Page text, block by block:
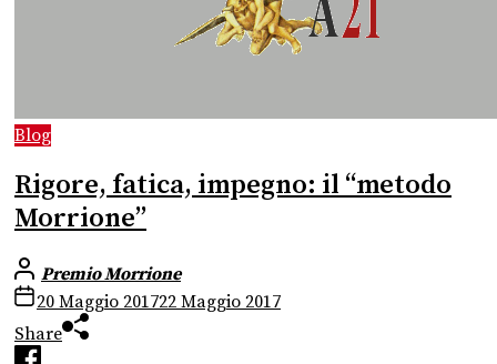
Blog
Rigore, fatica, impegno: il “metodo
Morrione”
Premio Morrione
20 Maggio 201722 Maggio 2017
Share